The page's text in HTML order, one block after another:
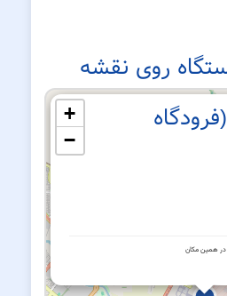
روی نقشه
همین مکان
+
−